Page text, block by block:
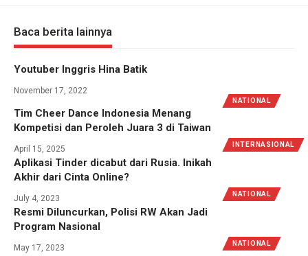
Baca berita lainnya
NATIONAL
Youtuber Inggris Hina Batik
November 17, 2022
INTERNASIONAL
Tim Cheer Dance Indonesia Menang
Kompetisi dan Peroleh Juara 3 di Taiwan
April 15, 2025
NATIONAL
Aplikasi Tinder dicabut dari Rusia. Inikah
Akhir dari Cinta Online?
July 4, 2023
NATIONAL
Resmi Diluncurkan, Polisi RW Akan Jadi
Program Nasional
May 17, 2023